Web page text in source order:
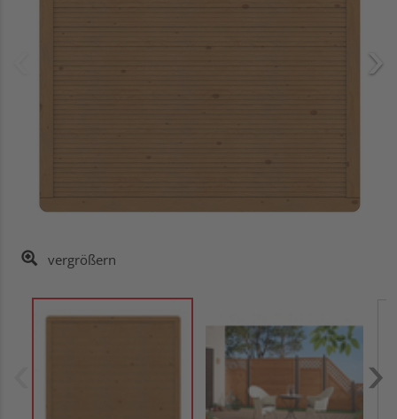
vergrößern